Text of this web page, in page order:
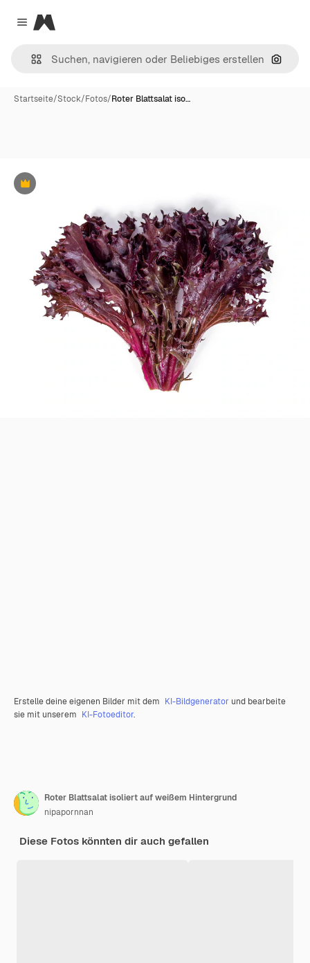
Close menu
Magnific
Nach
Startseite/Stock/Fotos/Roter Blattsalat iso…
Premium
Erstelle deine eigenen Bilder mit dem KI-Bildgenerator und bearbeite
sie mit unserem KI-Fotoeditor.
Roter Blattsalat isoliert auf weißem Hintergrund
nipapornnan
Diese Fotos könnten dir auch gefallen